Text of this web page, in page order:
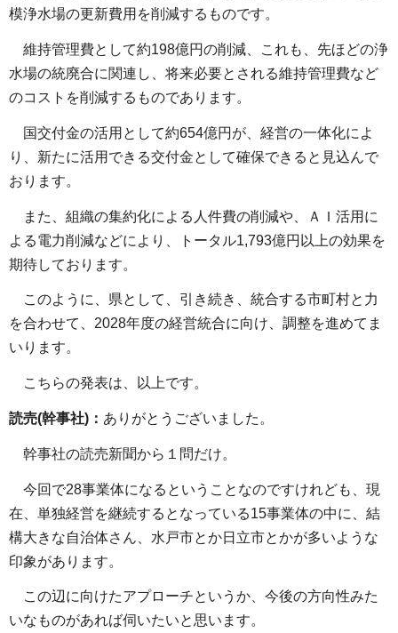
模浄水場の更新費用を削減するものです。
維持管理費として約198億円の削減、これも、先ほどの浄
水場の統廃合に関連し、将来必要とされる維持管理費など
のコストを削減するものであります。
国交付金の活用として約654億円が、経営の一体化によ
り、新たに活用できる交付金として確保できると見込んで
おります。
また、組織の集約化による人件費の削減や、ＡＩ活用に
よる電力削減などにより、トータル1,793億円以上の効果を
期待しております。
このように、県として、引き続き、統合する市町村と力
を合わせて、2028年度の経営統合に向け、調整を進めてま
いります。
こちらの発表は、以上です。
読売(幹事社)： ありがとうございました。
幹事社の読売新聞から１問だけ。
今回で28事業体になるということなのですけれども、現
在、単独経営を継続するとなっている15事業体の中に、結
構大きな自治体さん、水戸市とか日立市とかが多いような
印象があります。
この辺に向けたアプローチというか、今後の方向性みた
いなものがあれば伺いたいと思います。